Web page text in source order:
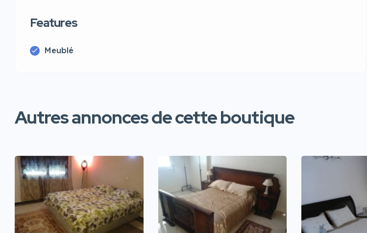
Features
Meublé
Autres annonces de cette boutique